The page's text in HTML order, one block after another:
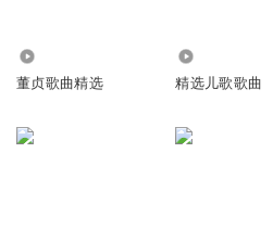
董贞歌曲精选 精选儿歌歌曲